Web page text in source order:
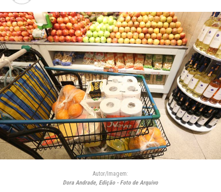
Autor/Imagem:
Dora Andrade, Edição - Foto de Arquivo